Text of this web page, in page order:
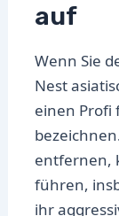
auf
Wenn Sie
Nest
einen Profi
entfernen,
führen,
ihr